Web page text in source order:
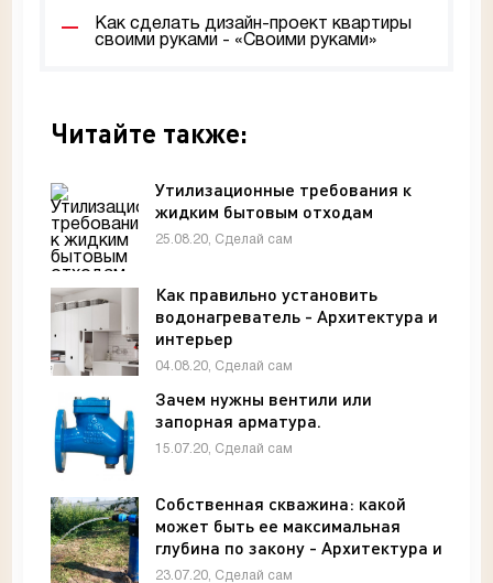
Как сделать дизайн-проект квартиры
своими руками - «Своими руками»
Читайте также:
Утилизационные требования к
жидким бытовым отходам
25.08.20, Сделай сам
Как правильно установить
водонагреватель - Архитектура и
интерьер
04.08.20, Сделай сам
Зачем нужны вентили или
запорная арматура.
15.07.20, Сделай сам
Собственная скважина: какой
может быть ее максимальная
глубина по закону - Архитектура и
интерьер
23.07.20, Сделай сам